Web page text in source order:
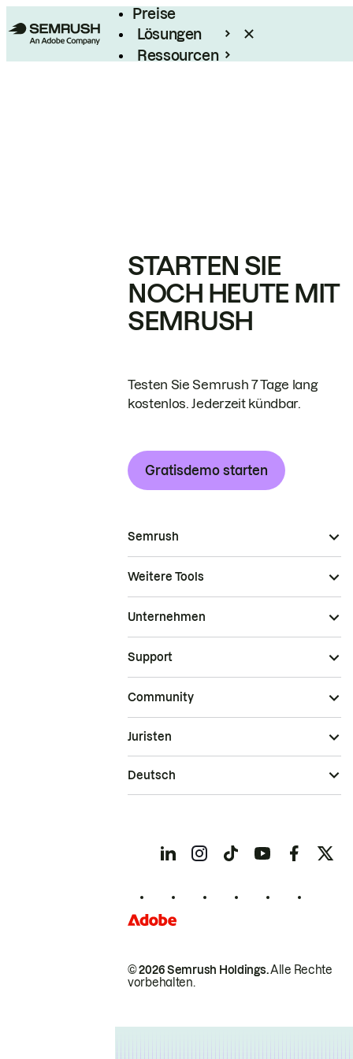
Preise
Lösungen
Ressourcen
STARTEN SIE
NOCH HEUTE MIT
SEMRUSH
Testen Sie Semrush 7 Tage lang
kostenlos. Jederzeit kündbar.
Gratisdemo starten
Semrush
Weitere Tools
Unternehmen
Support
Community
© 2026 Semrush Holdings.Alle Rechte
vorbehalten.
Juristen
Deutsch